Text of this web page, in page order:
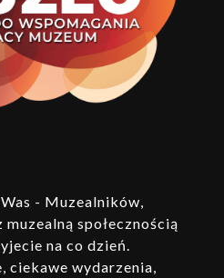
- Muzealników,
społecznością
na co dzień.
ciekawe wydarzenia,